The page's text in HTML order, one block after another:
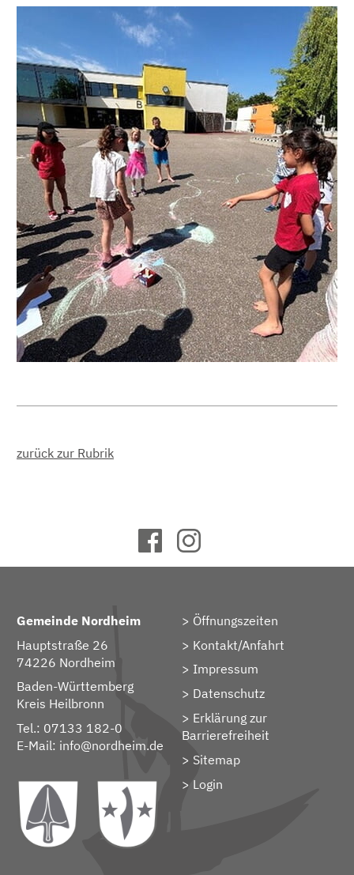
zurück zur Rubrik
Gemeinde Nordheim
Hauptstraße 26
74226 Nordheim
Baden-Württemberg
Kreis Heilbronn
Tel.: 07133 182-0
E-Mail: info@nordheim.de
Öffnungszeiten
Kontakt/Anfahrt
Impressum
Datenschutz
Erklärung zur
Barrierefreiheit
Sitemap
> Login